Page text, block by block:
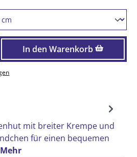
Gib den gewünschten
In den Warenkorb
mit breiter Krempe und
für einen bequemen
Mehr